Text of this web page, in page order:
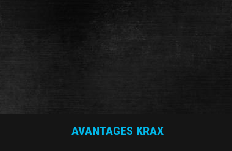
AVANTAGES KRAX